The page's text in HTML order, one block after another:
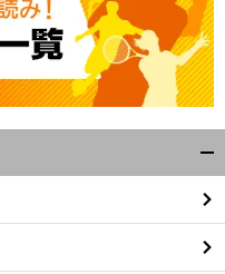
前
へ
閉
る